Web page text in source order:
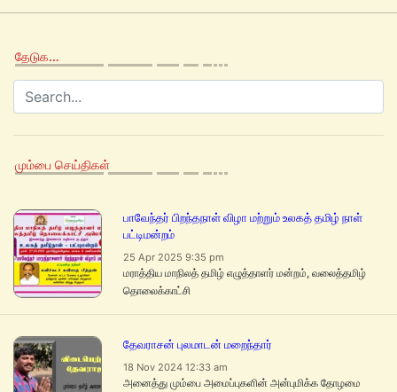
தேடுக…
மும்பை செய்திகள்
பாவேந்தர் பிறந்தநாள் விழா மற்றும் உலகத் தமிழ் நாள்
பட்டிமன்றம்
25 Apr 2025 9:35 pm
மராத்திய மாநிலத் தமிழ் எழுத்தாளர் மன்றம், வலைத்தமிழ்
தொலைக்காட்சி
தேவராசன் புலமாடன் மறைந்தார்
18 Nov 2024 12:33 am
அனைத்து மும்பை அமைப்புகளின் அன்புமிக்க தோழமை